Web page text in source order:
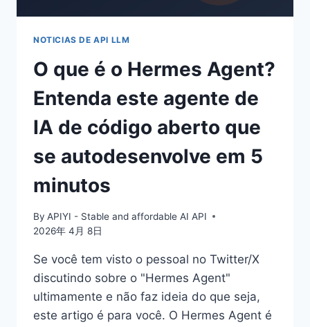
MINUTOS
NOTICIAS DE API LLM
O que é o Hermes Agent?
Entenda este agente de
IA de código aberto que
se autodesenvolve em 5
minutos
By APIYI - Stable and affordable AI API
2026年 4月 8日
Se você tem visto o pessoal no Twitter/X
discutindo sobre o "Hermes Agent"
ultimamente e não faz ideia do que seja,
este artigo é para você. O Hermes Agent é